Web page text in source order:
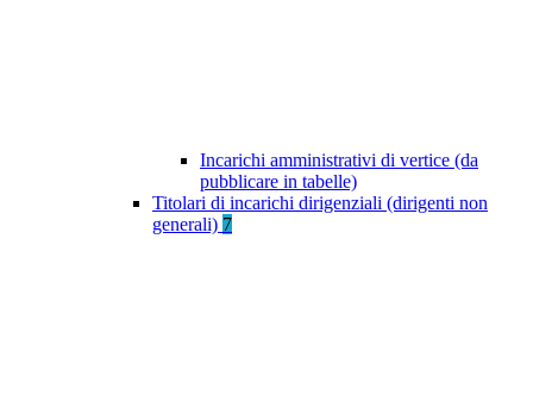
Incarichi amministrativi di vertice (da
pubblicare in tabelle)
Titolari di incarichi dirigenziali (dirigenti non
generali) 7